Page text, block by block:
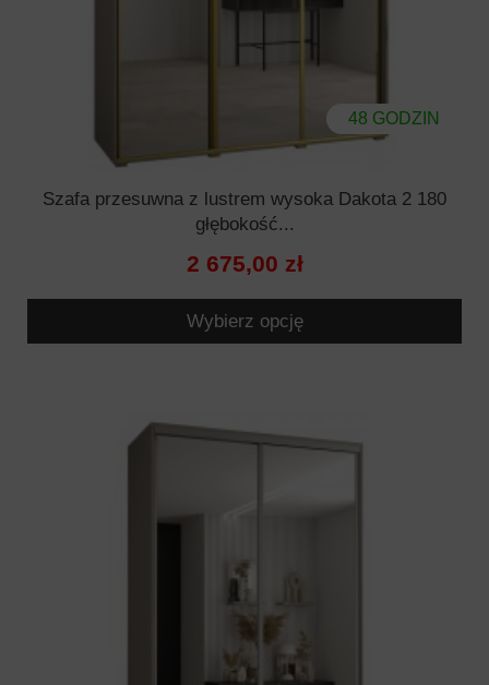
48 GODZIN
Szafa przesuwna z lustrem wysoka Dakota 2 180
głębokość...
2 675,00 zł
Wybierz opcję